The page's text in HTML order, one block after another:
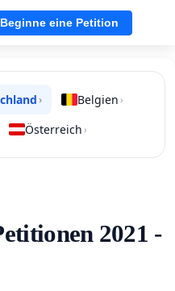
Beginne eine Petition
› Belgien ›
Österreich ›
2021 -